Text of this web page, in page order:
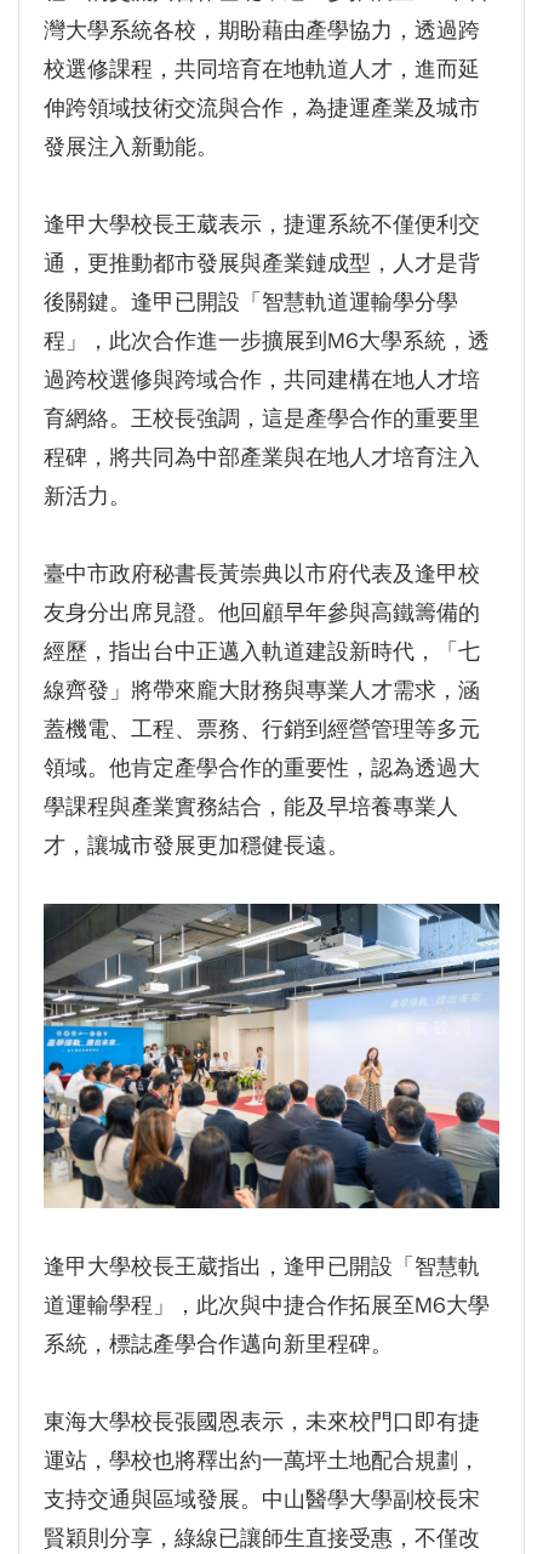
灣大學系統各校，期盼藉由產學協力，透過跨
校選修課程，共同培育在地軌道人才，進而延
伸跨領域技術交流與合作，為捷運產業及城市
發展注入新動能。
逢甲大學校長王葳表示，捷運系統不僅便利交
通，更推動都市發展與產業鏈成型，人才是背
後關鍵。逢甲已開設「智慧軌道運輸學分學
程」，此次合作進一步擴展到M6大學系統，透
過跨校選修與跨域合作，共同建構在地人才培
育網絡。王校長強調，這是產學合作的重要里
程碑，將共同為中部產業與在地人才培育注入
新活力。
臺中市政府秘書長黃崇典以市府代表及逢甲校
友身分出席見證。他回顧早年參與高鐵籌備的
經歷，指出台中正邁入軌道建設新時代，「七
線齊發」將帶來龐大財務與專業人才需求，涵
蓋機電、工程、票務、行銷到經營管理等多元
領域。他肯定產學合作的重要性，認為透過大
學課程與產業實務結合，能及早培養專業人
才，讓城市發展更加穩健長遠。
逢甲大學校長王葳指出，逢甲已開設「智慧軌
道運輸學程」，此次與中捷合作拓展至M6大學
系統，標誌產學合作邁向新里程碑。
東海大學校長張國恩表示，未來校門口即有捷
運站，學校也將釋出約一萬坪土地配合規劃，
支持交通與區域發展。中山醫學大學副校長宋
賢穎則分享，綠線已讓師生直接受惠，不僅改